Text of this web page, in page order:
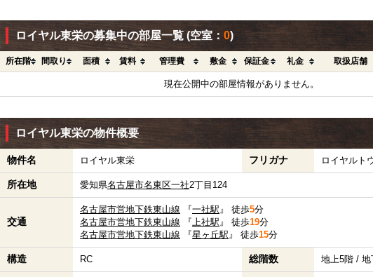
ロイヤル東栄の募集中の部屋一覧 (空室： 0)
所在階 間取り 面積 賃料 管理費 敷金 保証金 礼金 取扱店舗
現在公開中の部屋情報がありません。
ロイヤル東栄の物件概要
物件名 ロイヤル東栄 フリガナ ロイヤルト
所在地 愛知県名古屋市名東区一社2丁目124
交通
名古屋市営地下鉄東山線 『一社駅』 徒歩5分
名古屋市営地下鉄東山線 『上社駅』 徒歩19分
名古屋市営地下鉄東山線 『星ヶ丘駅』 徒歩15分
構造 RC 総階数 地上5階 / 地